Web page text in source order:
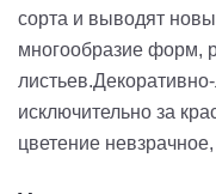
сорта и выводят
многообразие форм,
исключительно за
цветение